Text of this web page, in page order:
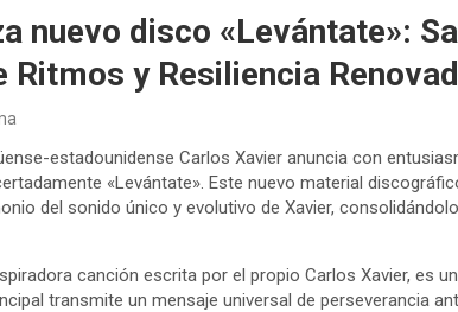
nuevo disco «Levántate»:
Ritmos y Resiliencia
estadounidense Carlos Xavier anuncia con
«Levántate». Este nuevo material
del sonido único y evolutivo de Xavier,
canción escrita por el propio Carlos Xavier, es
transmite un mensaje universal de perseverancia